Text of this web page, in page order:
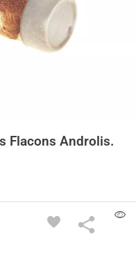
Flacons Androlis.